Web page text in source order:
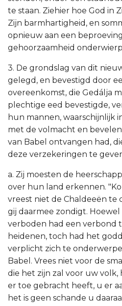
te staan. Ziehier hoe God in
Zijn barmhartigheid, en
opnieuw aan een
gehoorzaamheid
3. De grondslag van dit
gelegd, en bevestigd door
overeenkomst, die Gedálja
plechtige eed bevestigde,
hun mannen, waarschijnlijk
met de volmacht en
van Babel ontvangen had,
deze verzekeringen te
a. Zij moesten de
over hun land erkennen.
vreest niet de Chaldeeën te
gij daarmee zondigt.
verboden had een verbond
heidenen, toch had het
verplicht zich te
Babel. Vrees niet voor de
die het zijn zal voor uw volk,
er toe gebracht heeft, u er
het is geen schande u